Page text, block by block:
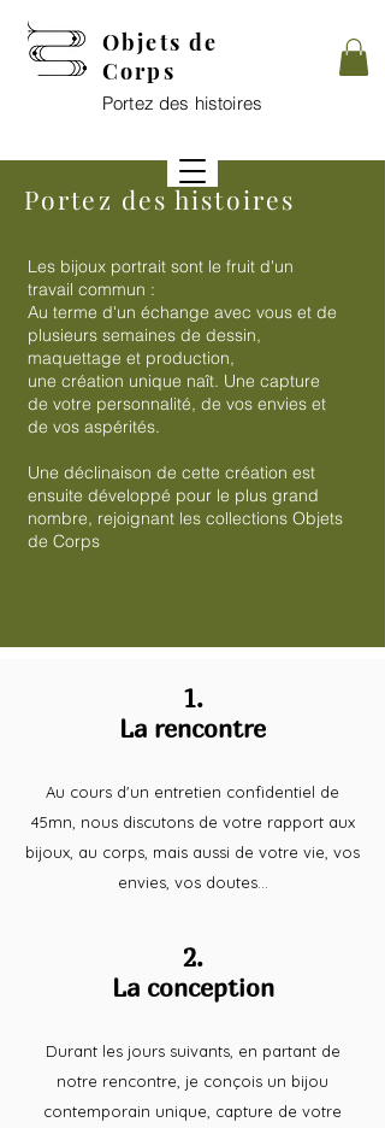
Objets de
Corps
Portez des histoires
Portez des histoires
Les bijoux portrait sont le fruit d'un
travail commun :
Au terme d'un échange avec vous et de
plusieurs semaines de dessin,
maquettage et production,
une création unique naît. Une capture
de votre personnalité, de vos envies et
de vos aspérités.
Une déclinaison de cette création est
ensuite développé pour le plus grand
nombre, rejoignant les collections Objets
de Corps
1.
La rencontre
Au cours d'un entretien confidentiel de
45mn, nous discutons de votre rapport aux
bijoux, au corps, mais aussi de votre vie, vos
envies, vos doutes...
2.
La conception
Durant les jours suivants, en partant de
notre rencontre, je conçois un bijou
contemporain unique, capture de votre